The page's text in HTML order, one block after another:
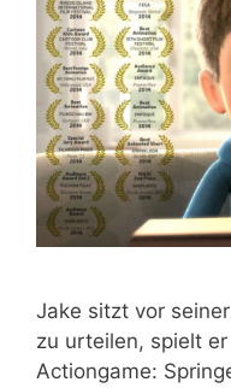
Jake sitzt vor
zu urtei­len, spielt
Action­game: